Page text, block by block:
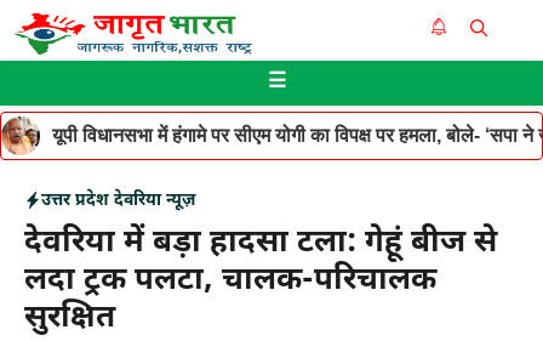
Skip
to
☰
यूपी विधानसभा में हंगामे पर सीएम योगी का विपक्ष पर हमला, बोले- ‘सपा ने
उत्तर प्रदेश देवरिया न्यूज़
देवरिया में बड़ा हादसा टला: गेहूं बीज से
लदा ट्रक पलटा, चालक-परिचालक
सुरक्षित